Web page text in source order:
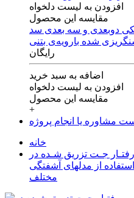
افزودن به لیست دلخواه
مقایسه این محصول
دوبعدی‌ و‌ سه بعدی‌ سد
رایگان
اضافه به سبد خرید
افزودن به لیست دلخواه
مقایسه این محصول
+
مشاوره یا انجام پروژه
خانه
جـت تزریق شـده در
از مدلهای آشفتگی
مختلف